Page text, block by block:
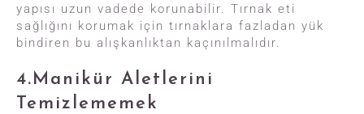
yapısı uzun vadede korunabilir. Tırnak eti
sağlığını korumak için tırnaklara fazladan yük
bindiren bu alışkanlıktan kaçınılmalıdır.
4.Manikür Aletlerini
Temizlememek